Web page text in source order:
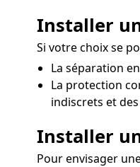
Installer
Si votre choix se
La séparation
La protection
indiscrets et
Installer
Pour envisager